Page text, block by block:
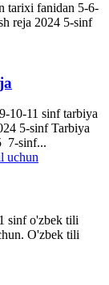
tarixi fanidan 5-6-
reja 2024 5-sinf
10-11 sinf tarbiya
5-sinf Tarbiya
7-sinf...
sinf o'zbek tili
O'zbek tili